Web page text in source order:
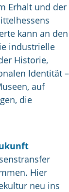
Erhalt und der
kann an den
industrielle
Historie,
Identität –
auf
die
Hier
neu ins